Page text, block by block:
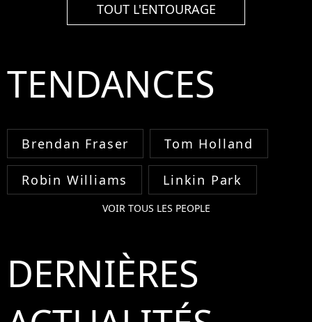
TOUT L'ENTOURAGE
TENDANCES
Brendan Fraser Tom Holland
Robin Williams Linkin Park
VOIR TOUS LES PEOPLE
DERNIÈRES